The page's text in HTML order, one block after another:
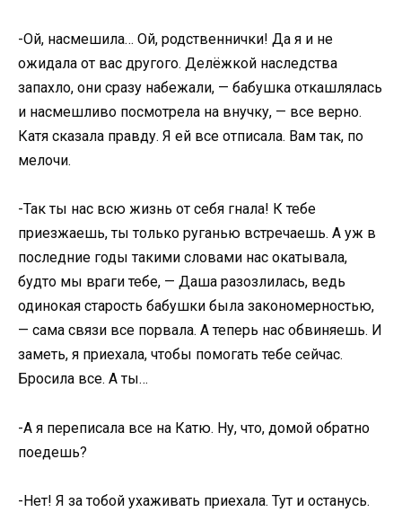
-Ой, насмешила… Ой, родственнички! Да я и не
ожидала от вас другого. Делёжкой наследства
запахло, они сразу набежали, — бабушка откашлялась
и насмешливо посмотрела на внучку, — все верно.
Катя сказала правду. Я ей все отписала. Вам так, по
мелочи.
-Так ты нас всю жизнь от себя гнала! К тебе
приезжаешь, ты только руганью встречаешь. А уж в
последние годы такими словами нас окатывала,
будто мы враги тебе, — Даша разозлилась, ведь
одинокая старость бабушки была закономерностью,
— сама связи все порвала. А теперь нас обвиняешь. И
заметь, я приехала, чтобы помогать тебе сейчас.
Бросила все. А ты…
-А я переписала все на Катю. Ну, что, домой обратно
поедешь?
-Нет! Я за тобой ухаживать приехала. Тут и останусь.